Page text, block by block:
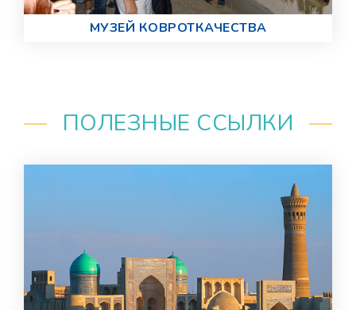
МУЗЕЙ КОВРОТКАЧЕСТВА
ПОЛЕЗНЫЕ ССЫЛКИ